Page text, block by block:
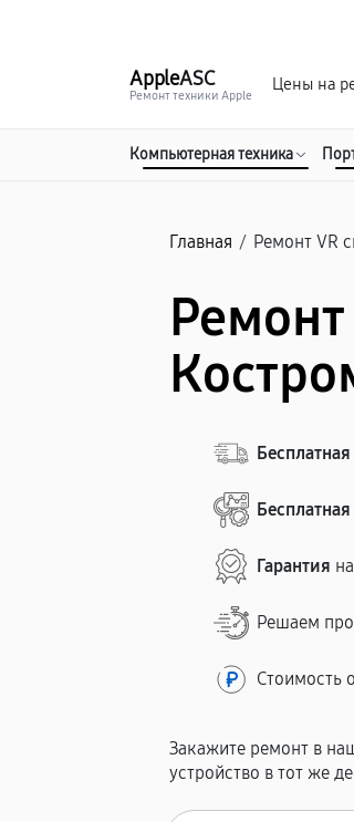
AppleASC
Ремонт техники Apple
Цены на
Компьютерная техника
Главная / Ремонт VR
Гарантия
Решаем
Стоимость
Закажите ремонт в
устройство в тот же